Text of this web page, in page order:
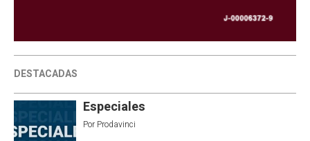
DESTACADAS
Especiales
Por Prodavinci